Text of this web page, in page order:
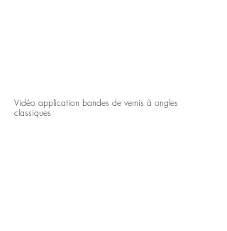
Vidéo application bandes de vernis à ongles
classiques